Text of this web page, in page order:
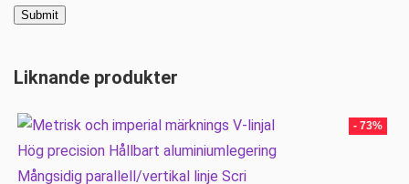
Liknande produkter
- 73%